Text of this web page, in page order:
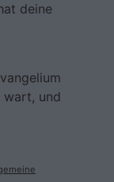
deine
wart, und